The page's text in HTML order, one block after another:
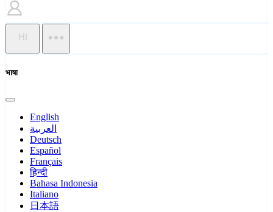
HI
भाषा
English
العربية
Deutsch
Español
Français
हिन्दी
Bahasa Indonesia
Italiano
日本語